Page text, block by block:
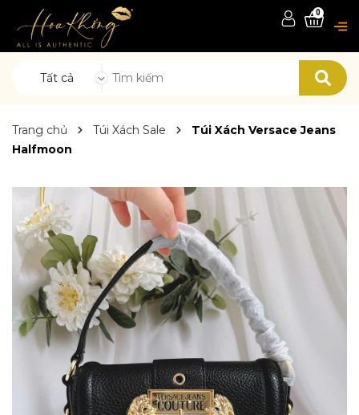
Tất cả
0
Trang chủ Túi Xách Sale
Túi Xách Versace Jeans
Halfmoon